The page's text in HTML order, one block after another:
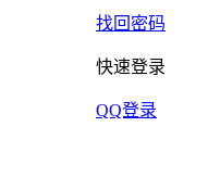
找回密码
快速登录
QQ登录